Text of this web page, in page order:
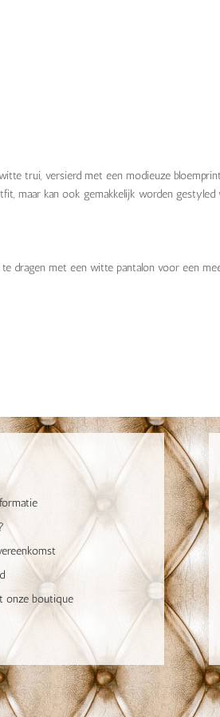
trui, versierd met een modieuze
maar kan ook gemakkelijk worden gestyled
dragen met een witte pantalon voor een
onze boutique